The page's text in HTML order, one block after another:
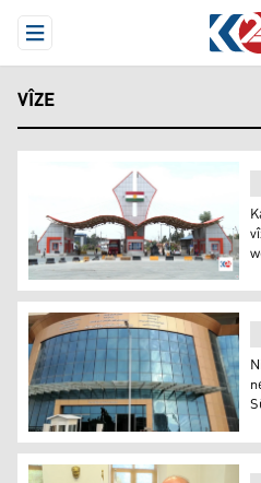
Open Menu
VÎZE
Karsazên Diyarbekirê
Nişîngeha Hewlêrê: